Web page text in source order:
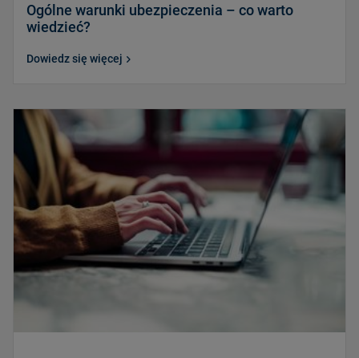
Ogólne warunki ubezpieczenia – co warto
wiedzieć?
Dowiedz się więcej